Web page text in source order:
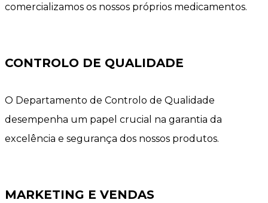
comercializamos os nossos próprios medicamentos.
CONTROLO DE QUALIDADE
O Departamento de Controlo de Qualidade
desempenha um papel crucial na garantia da
excelência e segurança dos nossos produtos.
MARKETING E VENDAS